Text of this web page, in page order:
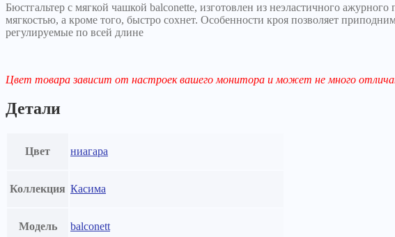
Бюстгальтер с мягкой чашкой balconette, изготовлен из неэластичного
мягкостью, а кроме того, быстро сохнет. Особенности кроя позволяет
регулируемые по всей длине
Цвет товара зависит от настроек вашего монитора и может не много
Детали
Цвет ниагара
Коллекция Касима
Модель balconett